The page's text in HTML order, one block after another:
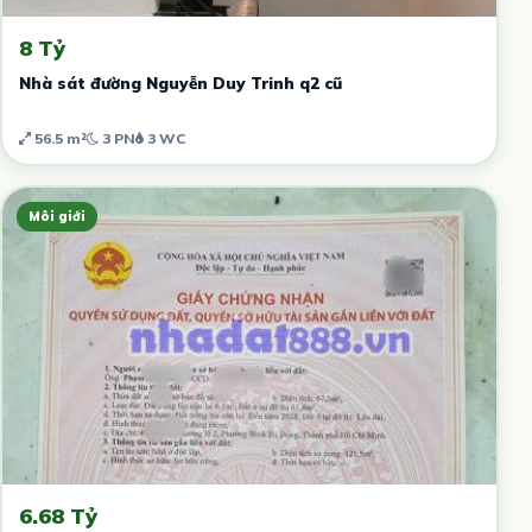
8 Tỷ
Nhà sát đường Nguyễn Duy Trinh q2 cũ
56.5 m² 3 PN 3 WC
Môi giới
6.68 Tỷ